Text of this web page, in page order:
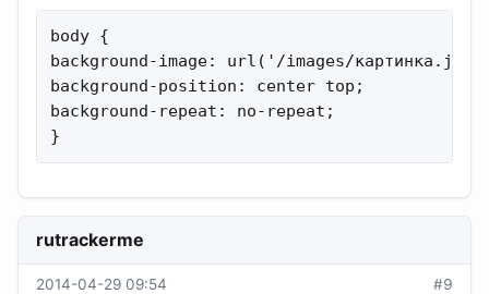
body {
background-image: url('/images/
background-position: center top;
background-repeat: no-repeat;
}
rutrackerme
2014-04-29 09:54 #9